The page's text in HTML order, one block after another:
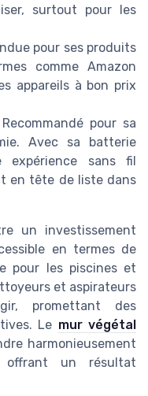
surtout pour les
pour ses produits
comme Amazon
appareils à bon prix
pour sa
Avec sa batterie
expérience sans fil
en tête de liste dans
un investissement
en termes de
pour les piscines et
et aspirateurs
promettant des
Le mur végétal
harmonieusement
un résultat
60m²